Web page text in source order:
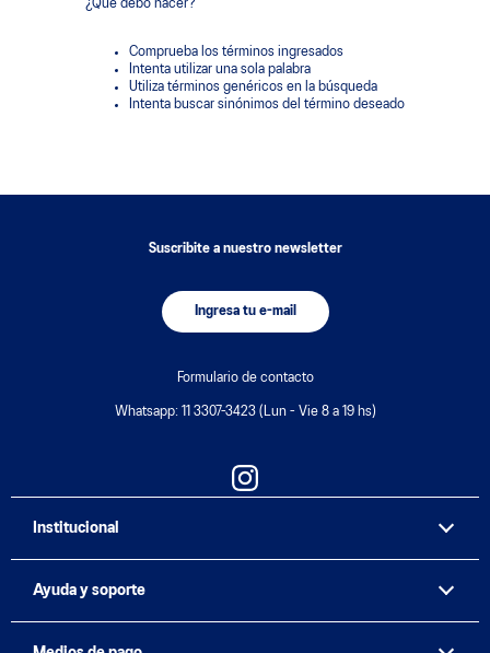
¿Qué debo hacer?
Comprueba los términos ingresados
Intenta utilizar una sola palabra
Utiliza términos genéricos en la búsqueda
Intenta buscar sinónimos del término deseado
Suscribite a nuestro newsletter
Ingresa tu e-mail
Formulario de contacto
Whatsapp: 11 3307-3423 (Lun - Vie 8 a 19 hs)
Institucional
Ayuda y soporte